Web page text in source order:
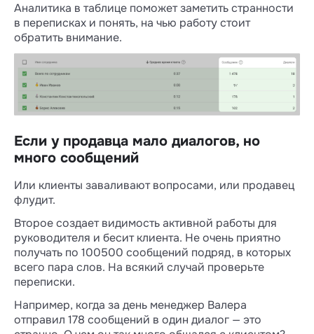
Аналитика в таблице поможет заметить странности
в переписках и понять, на чью работу стоит
обратить внимание.
Если у продавца мало диалогов, но
много сообщений
Или клиенты заваливают вопросами, или продавец
флудит.
Второе создает видимость активной работы для
руководителя и бесит клиента. Не очень приятно
получать по 100500 сообщений подряд, в которых
всего пара слов. На всякий случай проверьте
переписки.
Например, когда за день менеджер Валера
отправил 178 сообщений в один диалог — это